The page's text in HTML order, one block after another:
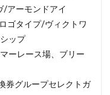
/アーモンドアイ
ゴタイプ/ヴィクトワ
ップ
ーレース場、ブリー
券グループセレクトガ